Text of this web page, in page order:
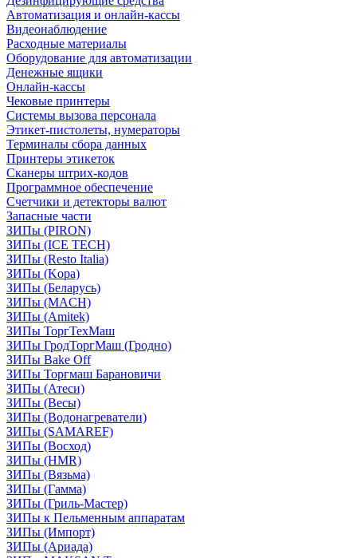
Автоматизация и онлайн-кассы
Видеонаблюдение
Расходные материалы
Оборудование для автоматизации
Денежные ящики
Онлайн-кассы
Чековые принтеры
Системы вызова персонала
Этикет-пистолеты, нумераторы
Терминалы сбора данных
Принтеры этикеток
Сканеры штрих-кодов
Программное обеспечение
Счетчики и детекторы валют
Запасные части
ЗИПы (PIRON)
ЗИПы (ICE TECH)
ЗИПы (Resto Italia)
ЗИПы (Kopa)
ЗИПы (Беларусь)
ЗИПы (MACH)
ЗИПы (Amitek)
ЗИПы ТоргТехМаш
ЗИПы ГродТоргМаш (Гродно)
ЗИПы Bake Off
ЗИПы Торгмаш Барановичи
ЗИПы (Атеси)
ЗИПы (Весы)
ЗИПы (Водонагреватели)
ЗИПы (SAMAREF)
ЗИПы (Восход)
ЗИПы (HMR)
ЗИПы (Вязьма)
ЗИПы (Гамма)
ЗИПы (Гриль-Мастер)
ЗИПы к Пельменным аппаратам
ЗИПы (Импорт)
ЗИПы (Ариада)